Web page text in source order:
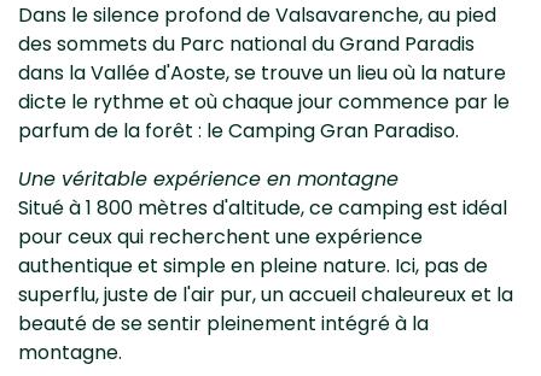
Dans le silence profond de Valsavarenche, au pied
des sommets du Parc national du Grand Paradis
dans la Vallée d'Aoste, se trouve un lieu où la nature
dicte le rythme et où chaque jour commence par le
parfum de la forêt : le Camping Gran Paradiso.
Une véritable expérience en montagne
Situé à 1 800 mètres d'altitude, ce camping est idéal
pour ceux qui recherchent une expérience
authentique et simple en pleine nature. Ici, pas de
superflu, juste de l'air pur, un accueil chaleureux et la
beauté de se sentir pleinement intégré à la
montagne.